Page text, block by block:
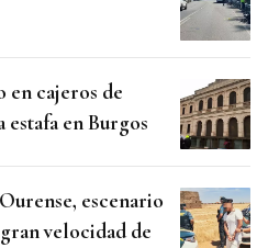
en cajeros de
estafa en Burgos
escenario
velocidad de